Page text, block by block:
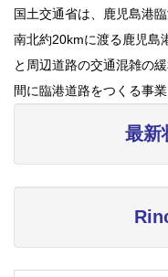
国土交通省は、鹿児島港
南北約20kmに渡る鹿児島
と周辺道路の交通混雑の
間に臨港道路をつくる事
最新